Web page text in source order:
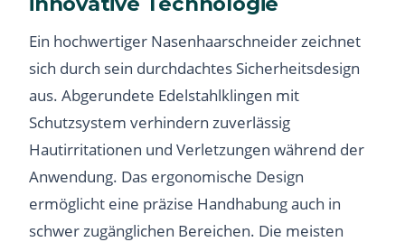
Ein hochwertiger Nasenhaarschneider zeichnet
sich durch sein durchdachtes Sicherheitsdesign
aus. Abgerundete Edelstahlklingen mit
Schutzsystem verhindern zuverlässig
Hautirritationen und Verletzungen während der
Anwendung. Das ergonomische Design
ermöglicht eine präzise Handhabung auch in
schwer zugänglichen Bereichen. Die meisten